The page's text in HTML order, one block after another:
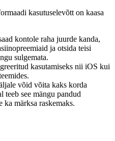
kasutuselevõtt on kaasa
kontole raha juurde kanda,
ja otsida teisi
sulgemata.
kasutamiseks nii iOS kui
võid võita kaks korda
teeb see mängu pandud
ka märksa raskemaks.